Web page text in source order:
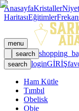
AnasayfaKristaller
HaritasıEğitimler
menu
search
search loginGİRİŞ
Ham Kütle
Tımbıl
Obelisk
Obje